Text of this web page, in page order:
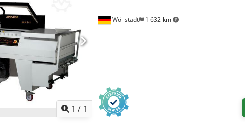
1 / 1
Wöllstadt 1 632 km